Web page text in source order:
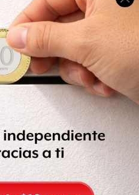
de 2013, Caro Quintero
de cárcel (de los cuales
y por el asesinato de